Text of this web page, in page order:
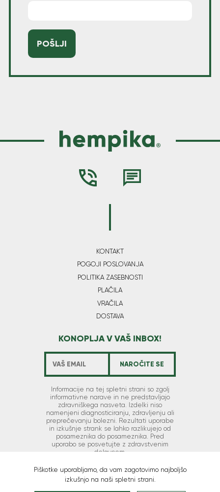
KONTAKT
POGOJI POSLOVANJA
POLITIKA ZASEBNOSTI
PLAČILA
VRAČILA
DOSTAVA
KONOPLJA V VAŠ INBOX!
Informacije na tej spletni strani so zgolj
informativne narave in ne predstavljajo
zdravniškega nasveta. Izdelki niso
namenjeni diagnosticiranju, zdravljenju ali
preprečevanju bolezni. Rezultati uporabe
in izkušnje strank se lahko razlikujejo od
posameznika do posameznika. Pred
uporabo se posvetujte z zdravstvenim
delavcem.
Piškotke uporabljamo, da vam zagotovimo najboljšo
izkušnjo na naši spletni strani.